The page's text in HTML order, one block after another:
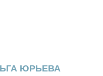
ЮРЬЕВА